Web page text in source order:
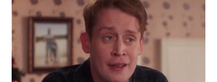
PRIANGAN
TIMUR
WN
SEMARANG
WN